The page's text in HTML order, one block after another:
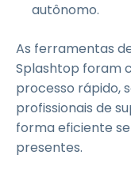
autônomo.
As ferramentas
Splashtop foram
processo rápido,
profissionais de
forma eficiente
presentes.